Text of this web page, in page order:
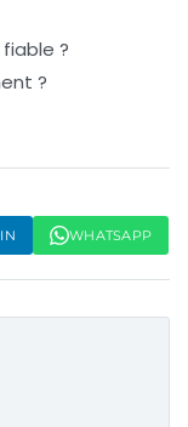
?
?
WHATSAPP